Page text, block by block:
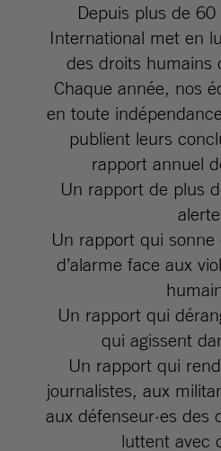
Depuis plus de
International met en
des droits humains
Chaque année, nos
en toute
publient leurs
rapport annuel
Un rapport de plus
Un rapport qui
d’alarme face aux
Un rapport qui
qui agissent
Un rapport qui
journalistes, aux
aux défenseur·es des
luttent avec